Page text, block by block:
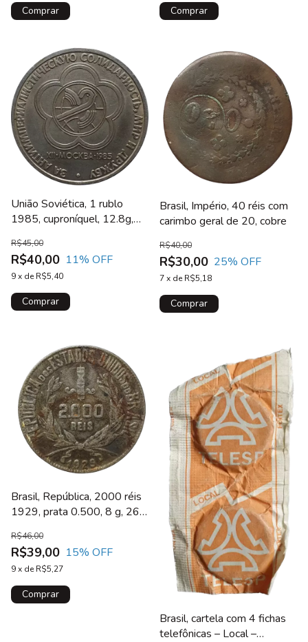
União Soviética, 1 rublo
1985, cuproníquel, 12.8g,
Comemorativa do 12o.
Festival Mundial da
Juventude
R$40,00
R$45,00
11% OFF
9x de R$5,40
Brasil, Império, 40 réis com
carimbo geral de 20, cobre
R$30,00
R$40,00
25% OFF
7x de R$5,18
Brasil, República, 2000 réis
1929, prata 0.500, 8 g, 26
R$39,00
R$46,00
15% OFF
9x de R$5,27
Brasil, cartela com 4 fichas
telefônicas – Local –